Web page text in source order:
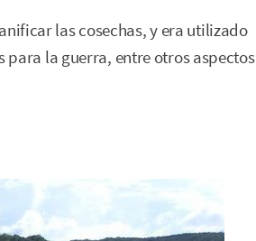
las cosechas, y era utilizado
la guerra, entre otros aspectos